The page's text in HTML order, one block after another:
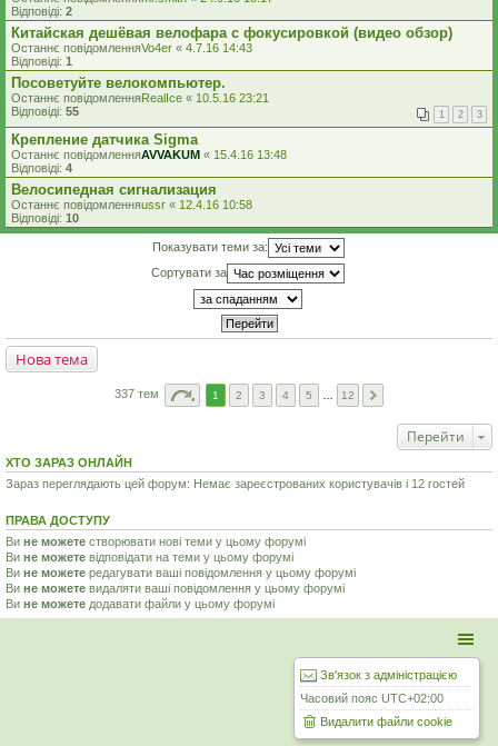
Відповіді: 2
Китайская дешёвая велофара с фокусировкой (видео обзор)
Останнє повідомленняVo4er « 4.7.16 14:43
Відповіді: 1
Посоветуйте велокомпьютер.
Останнє повідомленняRealIce « 10.5.16 23:21
Відповіді: 55 1 2 3
Крепление датчика Sigma
Останнє повідомленняAVVAKUM « 15.4.16 13:48
Відповіді: 4
Велосипедная сигнализация
Останнє повідомленняussr « 12.4.16 10:58
Відповіді: 10
Показувати теми за:
Сортувати за
Нова тема
337 тем 1 2 3 4 5 12
Перейти
ХТО ЗАРАЗ ОНЛАЙН
Зараз переглядають цей форум: Немає зареєстрованих користувачів і 12 гостей
ПРАВА ДОСТУПУ
Ви не можете створювати нові теми у цьому форумі
Ви не можете відповідати на теми у цьому форумі
Ви не можете редагувати ваші повідомлення у цьому форумі
Ви не можете видаляти ваші повідомлення у цьому форумі
Ви не можете додавати файли у цьому форумі
Зв'язок з адміністрацією
Часовий пояс UTC+02:00
Видалити файли cookie